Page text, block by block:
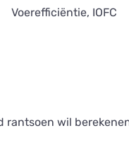
Voerefficiëntie, IOFC
wil